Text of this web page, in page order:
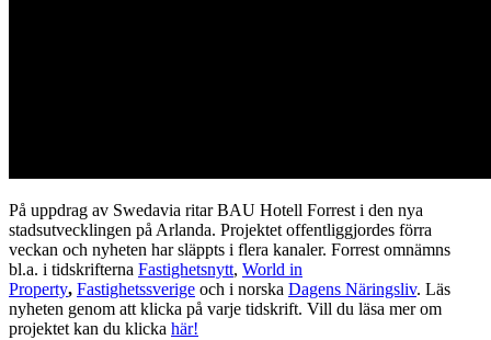
På uppdrag av Swedavia ritar BAU Hotell Forrest i den nya
stadsutvecklingen på Arlanda. Projektet offentliggjordes förra
veckan och nyheten har släppts i flera kanaler. Forrest omnämns
bl.a. i tidskrifterna Fastighetsnytt, World in
Property, Fastighetssverige och i norska Dagens Näringsliv. Läs
nyheten genom att klicka på varje tidskrift. Vill du läsa mer om
projektet kan du klicka här!